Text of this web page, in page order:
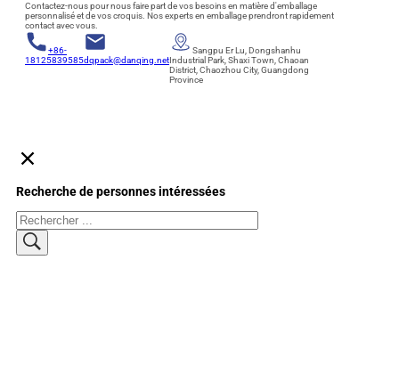
Contactez-nous pour nous faire part de vos besoins en matière d'emballage
personnalisé et de vos croquis. Nos experts en emballage prendront rapidement
contact avec vous.
+86-
18125839585dqpack@danqing.net
Sangpu Er Lu, Dongshanhu
Industrial Park, Shaxi Town, Chaoan
District, Chaozhou City, Guangdong
Province
Recherche de personnes intéressées
Rechercher